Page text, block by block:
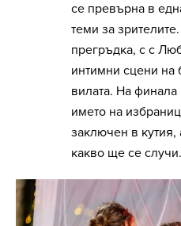
се превърна в
теми за
прегръдка, с с
интимни сцени на
вилата. На
името на
заключен в кутия,
какво ще се случи.